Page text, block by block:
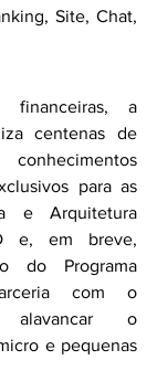
Site, Chat,
financeiras, a
centenas de
para as
e Arquitetura
e, em breve,
do Programa
o
e pequenas